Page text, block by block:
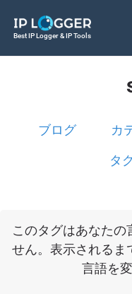
Best IP Logger & IP Tools
ブログ カ
タ